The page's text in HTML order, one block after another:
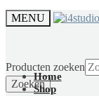
MENU
Producten zoeken
Zoeken
Home
Shop